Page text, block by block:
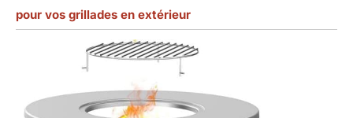
pour vos grillades en extérieur